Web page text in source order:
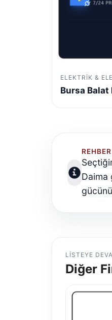
ELEKTRIK &
Bursa
Daima
LISTEYE
Diğer